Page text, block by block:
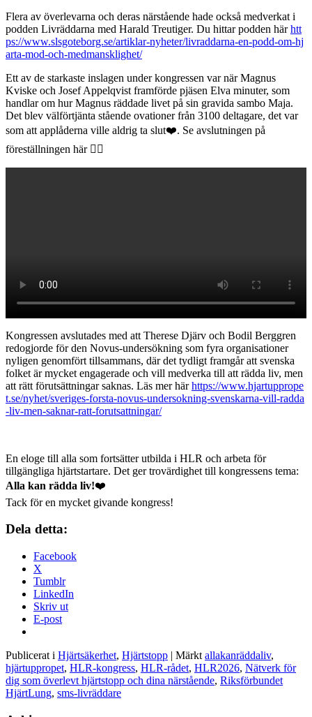
Flera av överlevarna och deras närstående hade också medverkat i
podden Livräddarna med Harald Treutiger. Du hittar podden härhtt
ps://www.slsgoteborg.se/artiklar-nyheter/livraddarna-en-podd-om-hj
arta-mod-och-medmansklighet/
Ett av de starkaste inslagen under kongressen var när Magnus
Kviske och Josef Appelqvist framförde pjäsen Elva minuter, som
handlar om hur Magnus räddade livet på sin gravida sambo Maja.
Det blev välförtjänta stående ovationer från 3100 deltagare, det var
som att applåderna ville aldrig ta slut❤️. Se avslutningen på
föreställningen här 👇🏻
Kongressen avslutades med att Therese Djärv och Bodil Berggren
redogjorde för den Novus-undersökning som fyra organisationer
nyligen genomfört tillsammans, där det tydligt framgår att svenska
folket är mycket engagerade och vill medverka till att rädda liv, men
att rätt förutsättningar saknas. Läs mer härhttps://www.hjartupprope
t.se/nyhet/sveriges-forsta-novus-undersokning-svenskarna-vill-radda
-liv-men-saknar-ratt-forutsattningar/
En eloge till alla som fortsätter utbilda i HLR och arbeta för
tillgängliga hjärtstartare. Det ger trovärdighet till kongressens tema:
Alla kan rädda liv!❤️
Tack för en mycket givande kongress!
Dela detta:
Facebook
X
Tumblr
LinkedIn
Skriv ut
E-post
Publicerat i Hjärtsäkerhet, Hjärtstopp | Märkt allakanräddaliv,
hjärtuppropet, HLR-kongress, HLR-rådet, HLR2026, Nätverk för
dig som överlevt hjärtstopp och dina närstående, Riksförbundet
HjärtLung, sms-livräddare